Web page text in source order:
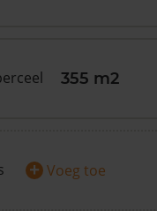
355 m2
+ Voeg toe